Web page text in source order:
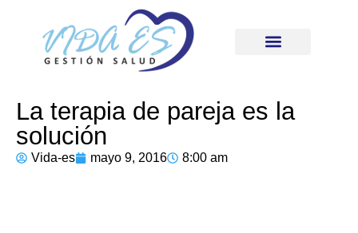
La terapia de pareja es la
solución
Vida-es mayo 9, 2016 8:00 am